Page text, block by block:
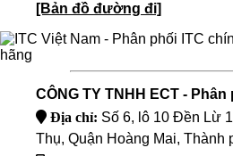
[Bản đồ đường đi]
CÔNG TY TNHH ECT -
Địa chỉ: Số 6, lô 10 Đền Lừ
Thụ, Quận Hoàng Mai, Thành